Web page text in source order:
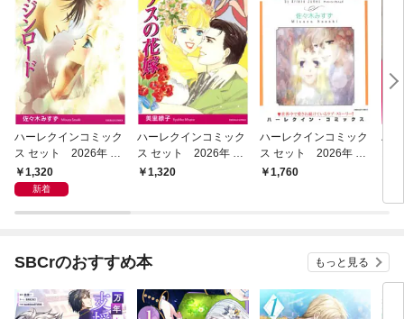
ハーレクインコミック
ス セット 2026年 vo
l.1013
1,320
新着
ハーレクインコミック
ス セット 2026年 vo
l.997
1,320
ハーレクインコミック
ス セット 2026年 vo
l.929
1,760
ハ
SBCrのおすすめ本 もっと見る